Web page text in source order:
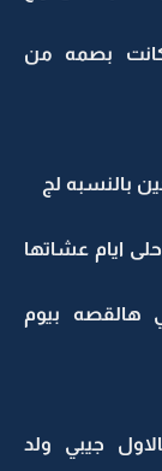
كانت بصمه من
بالنسبه لج
ايام عشاتها
هالقصه بيوم
جيبي ولد